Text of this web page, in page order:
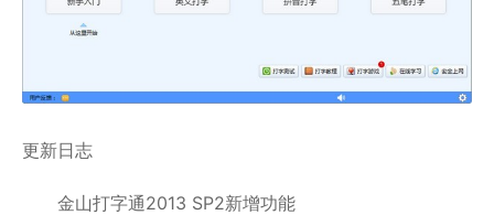
更新日志
金山打字通2013 SP2新增功能